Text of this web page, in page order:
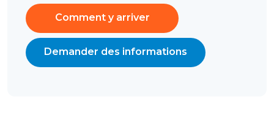
Comment y arriver
Demander des informations